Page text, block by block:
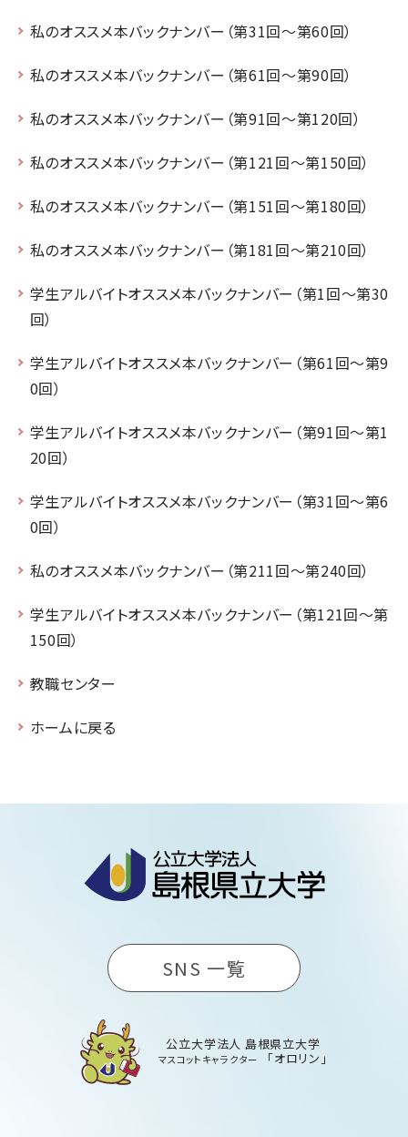
私のオススメ本バックナンバー（第31回～第60回）
私のオススメ本バックナンバー（第61回～第90回）
私のオススメ本バックナンバー（第91回～第120回）
私のオススメ本バックナンバー（第121回～第150回）
私のオススメ本バックナンバー（第151回～第180回）
私のオススメ本バックナンバー（第181回～第210回）
学生アルバイトオススメ本バックナンバー（第1回～第30
回）
学生アルバイトオススメ本バックナンバー（第61回～第9
0回）
学生アルバイトオススメ本バックナンバー（第91回～第1
20回）
学生アルバイトオススメ本バックナンバー（第31回～第6
0回）
私のオススメ本バックナンバー（第211回～第240回）
学生アルバイトオススメ本バックナンバー（第121回～第
150回）
教職センター
ホームに戻る
SNS 一覧
公立大学法人 島根県立大学
マスコットキャラクター 「オロリン」